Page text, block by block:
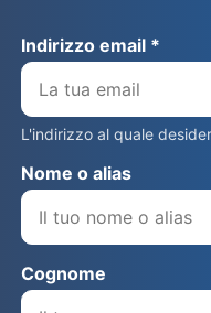
Indirizzo email *
L'indirizzo al quale
Nome o alias
Cognome